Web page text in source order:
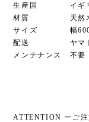
生産国 イギリ
材質 天然
サイズ 幅600 ×
配送 ヤマト
メンテナンス 不要
ATTENTION ーご